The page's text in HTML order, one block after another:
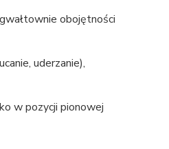
obojętności
uderzanie),
w pozycji pionowej